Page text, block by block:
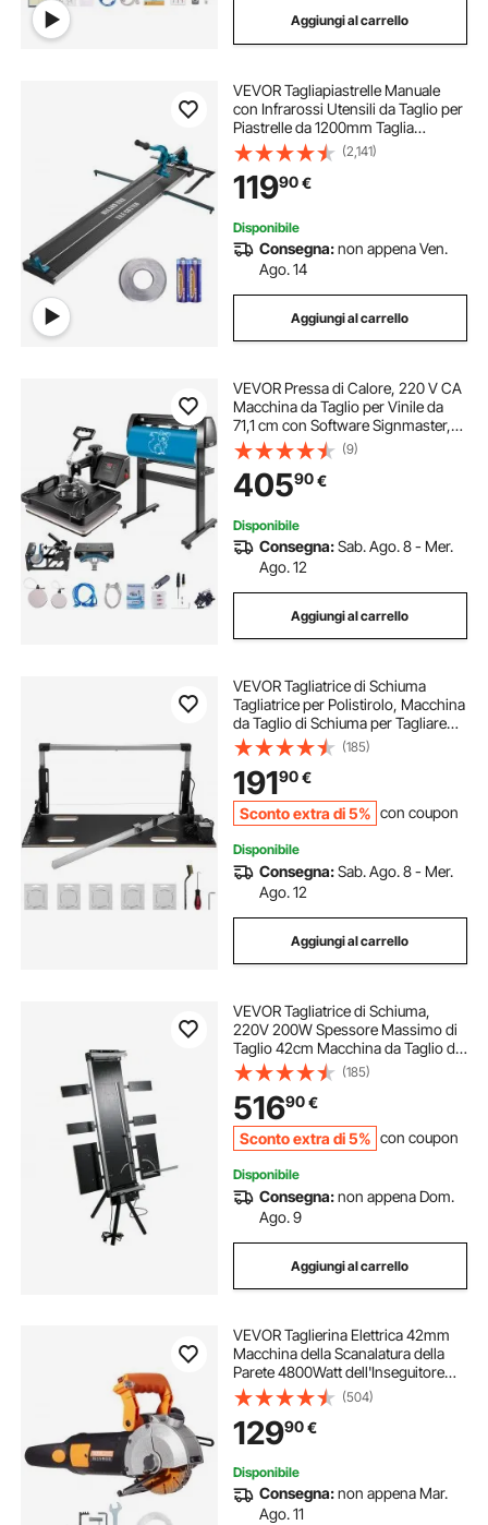
Aggiungi al carrello
VEVOR Tagliapiastrelle Manuale
con Infrarossi Utensili da Taglio per
Piastrelle da 1200mm Taglia
Mattonelle a Mano Gres Ceramica
Porcellanata Spessore di Taglio 4-
15mm Larghezza di Taglio Minima
25mm
(2,141)
11990€
Disponibile
Consegna:non appena Ven.
Ago. 14
Aggiungi al carrello
VEVOR Pressa di Calore, 220 V CA
Macchina da Taglio per Vinile da
71,1 cm con Software Signmaster,
29 x 38 cm Pressa a Caldo 5 in 1
con Controller LED Digitale, Plotter
da Taglio Professionale
(9)
40590€
Disponibile
Consegna:Sab. Ago. 8 - Mer.
Ago. 12
Aggiungi al carrello
VEVOR Tagliatrice di Schiuma
Tagliatrice per Polistirolo, Macchina
da Taglio di Schiuma per Tagliare
Materiali in Polistirene Come
Polistirolo e Styrodur, L'Isolamento
di Tetti Inclinati, 220 V 200 W
(185)
19190€
Sconto extra di 5% con coupon
Disponibile
Consegna:Sab. Ago. 8 - Mer.
Ago. 12
Aggiungi al carrello
VEVOR Tagliatrice di Schiuma,
220V 200W Spessore Massimo di
Taglio 42cm Macchina da Taglio di
Schiuma per Tagliare Materiali in
Polistirene Come Polistirolo e
Styrodur, L'Isolamento di Tetti
Inclinati
(185)
51690€
Sconto extra di 5% con coupon
Disponibile
Consegna:non appena Dom.
Ago. 9
Aggiungi al carrello
VEVOR Taglierina Elettrica 42mm
Macchina della Scanalatura della
Parete 4800Watt dell'Inseguitore
della Parete ,Stozzatrice da Parete
6000 RPM Nessuna Polvere,
Macchina da Taglio a Parete
(504)
12990€
Disponibile
Consegna:non appena Mar.
Ago. 11